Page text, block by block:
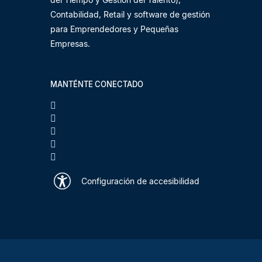
Contabilidad, Retail y software de gestión
para Emprendedores y Pequeñas
Empresas.
MANTÉNTE CONECTADO
Configuración de accesibilidad